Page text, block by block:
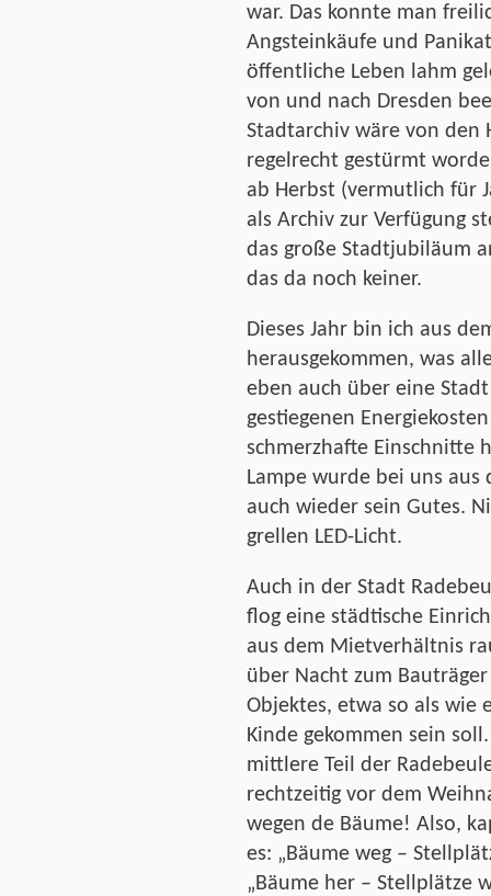
war. Das konnte man
Angsteinkäufe und
öffentliche Leben lahm
von und nach Dresden
Stadtarchiv wäre von den
regelrecht gestürmt
ab Herbst (vermutlich für
als Archiv zur Verfügung
das große Stadtjubiläum
das da noch keiner.
Dieses Jahr bin ich aus
herausgekommen, was
eben auch über eine
gestiegenen
schmerzhafte Einschnitte
Lampe wurde bei uns aus
auch wieder sein Gutes.
grellen LED-Licht.
Auch in der Stadt
flog eine städtische
aus dem Mietverhältnis
über Nacht zum
Objektes, etwa so als wie
Kinde gekommen sein
mittlere Teil der
rechtzeitig vor dem
wegen de Bäume! Also,
es: „Bäume weg –
„Bäume her – Stellplätze